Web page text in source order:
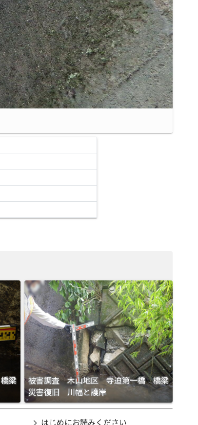
梁
被害調査 木山地区 寺迫第一橋 橋梁
災害復旧 川幅と護岸
はじめにお読みください